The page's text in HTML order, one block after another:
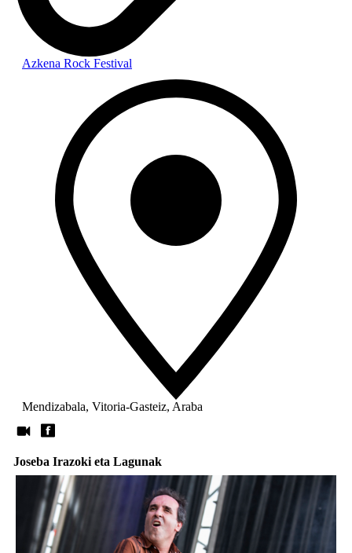
Azkena Rock Festival
Mendizabala, Vitoria-Gasteiz, Araba
Joseba Irazoki eta Lagunak